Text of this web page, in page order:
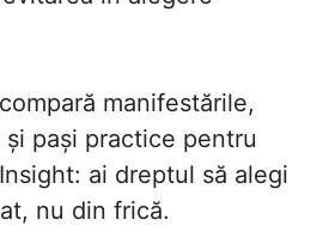
manifestările,
pași practice pentru
ai dreptul să alegi
nu din frică.